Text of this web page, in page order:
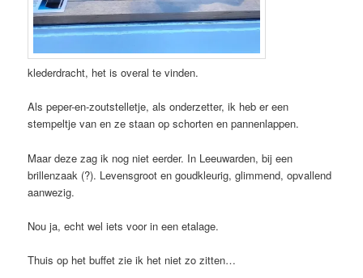
klederdracht, het is overal te vinden.
Als peper-en-zoutstelletje, als onderzetter, ik heb er een
stempeltje van en ze staan op schorten en pannenlappen.
Maar deze zag ik nog niet eerder. In Leeuwarden, bij een
brillenzaak (?). Levensgroot en goudkleurig, glimmend, opvallend
aanwezig.
Nou ja, echt wel iets voor in een etalage.
Thuis op het buffet zie ik het niet zo zitten…